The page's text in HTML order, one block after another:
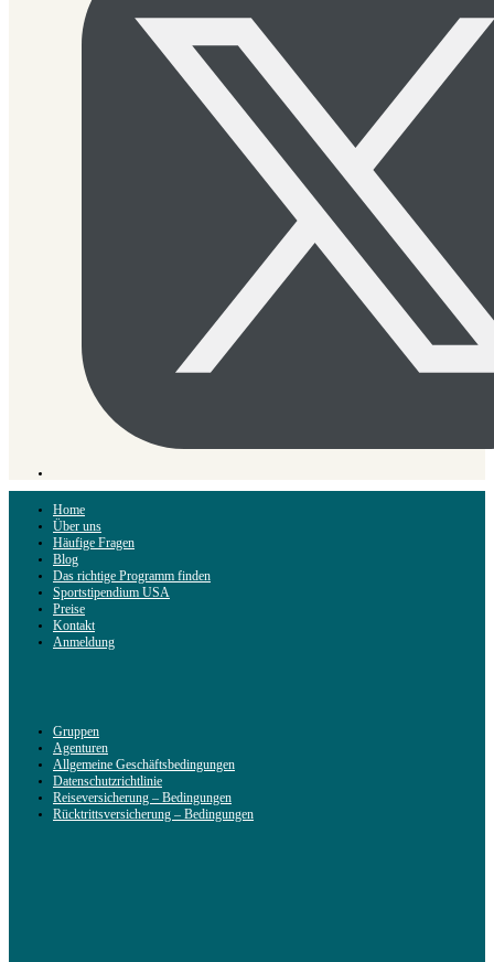
Home
Über uns
Häufige Fragen
Blog
Das richtige Programm finden
Sportstipendium USA
Preise
Kontakt
Anmeldung
Gruppen
Agenturen
Allgemeine Geschäftsbedingungen
Datenschutzrichtlinie
Reiseversicherung – Bedingungen
Rücktrittsversicherung – Bedingungen